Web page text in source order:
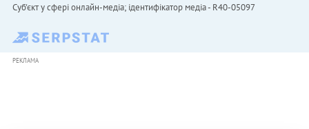
Cуб'єкт у сфері онлайн-медіа; ідентифікатор медіа - R40-05097
РЕКЛАМА